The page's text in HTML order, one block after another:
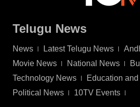
Telugu News
News Latest Telugu News
Movie News
National News
Technology News
Education
Political News
10TV Events